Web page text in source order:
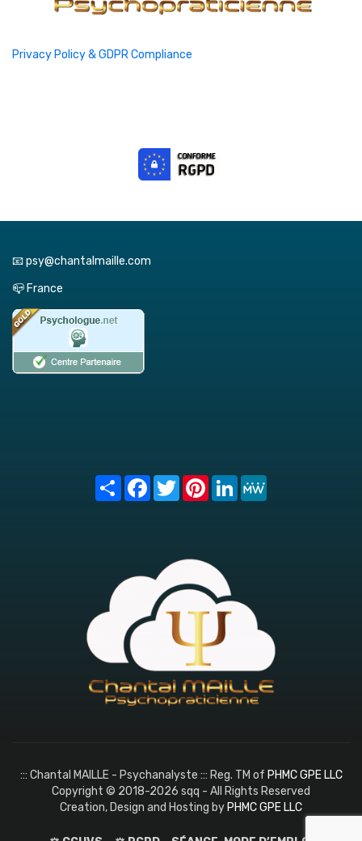
Privacy Policy & GDPR Compliance
📧 psy@chantalmaille.com
📪 France
Share FacebookTwitterPinterest
LinkedIn
::: Chantal MAILLE - Psychanalyste ::: Reg. TM of PHMC GPE LLC
Copyright © 2018-2026 sqq - All Rights Reserved
Creation, Design and Hosting by PHMC GPE LLC